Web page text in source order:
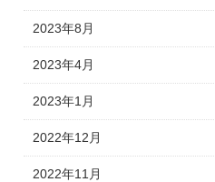
2023年8月
2023年4月
2023年1月
2022年12月
2022年11月